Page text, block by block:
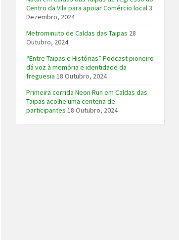
Centro da Vila para apoiar Comércio local3
Dezembro, 2024
Metrominuto de Caldas das Taipas 28
Outubro, 2024
“Entre Taipas e Histórias” Podcast pioneiro
dá voz à memória e identidade da
freguesia 18 Outubro, 2024
Primeira corrida Neon Run em Caldas das
Taipas acolhe uma centena de
participantes 18 Outubro, 2024